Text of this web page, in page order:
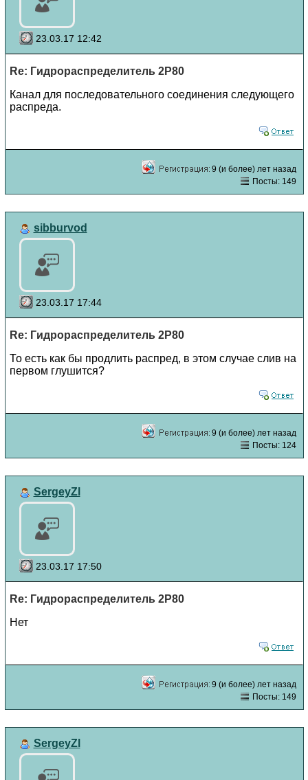
23.03.17 12:42
Re: Гидрораспределитель 2Р80
Канал для последовательного соединения следующего
распреда.
9 (и более) лет назад
Посты: 149
sibburvod
23.03.17 17:44
Re: Гидрораспределитель 2Р80
То есть как бы продлить распред, в этом случае слив на
первом глушится?
9 (и более) лет назад
Посты: 124
SergeyZl
23.03.17 17:50
Re: Гидрораспределитель 2Р80
Нет
9 (и более) лет назад
Посты: 149
SergeyZl